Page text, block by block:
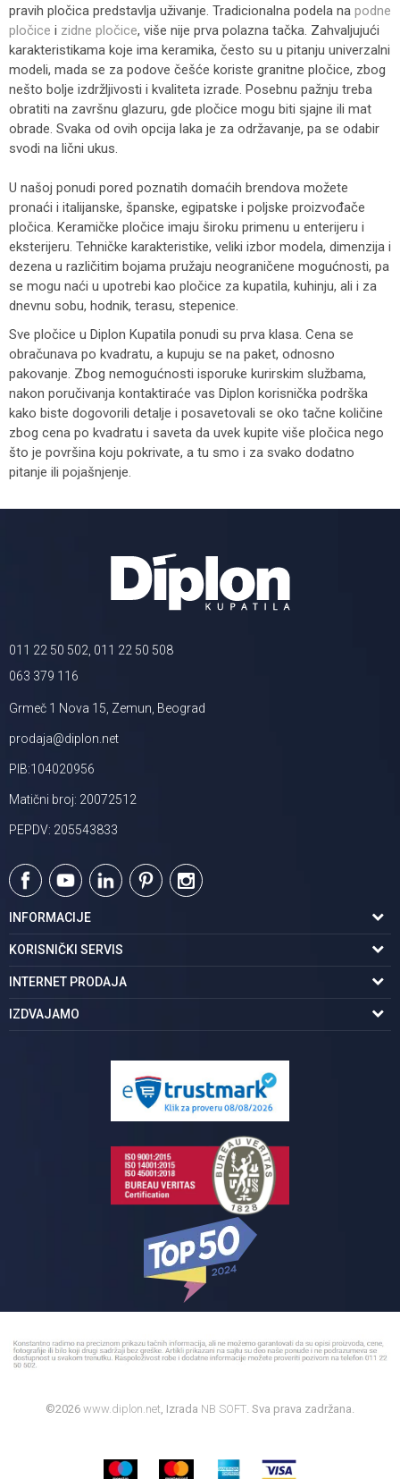
pravih pločica predstavlja uživanje. Tradicionalna podela na podne
pločice i zidne pločice, više nije prva polazna tačka. Zahvaljujući
karakteristikama koje ima keramika, često su u pitanju univerzalni
modeli, mada se za podove češće koriste granitne pločice, zbog
nešto bolje izdržljivosti i kvaliteta izrade. Posebnu pažnju treba
obratiti na završnu glazuru, gde pločice mogu biti sjajne ili mat
obrade. Svaka od ovih opcija laka je za održavanje, pa se odabir
svodi na lični ukus.
U našoj ponudi pored poznatih domaćih brendova možete
pronaći i italijanske, španske, egipatske i poljske proizvođače
pločica. Keramičke pločice imaju široku primenu u enterijeru i
eksterijeru. Tehničke karakteristike, veliki izbor modela, dimenzija i
dezena u različitim bojama pružaju neograničene mogućnosti, pa
se mogu naći u upotrebi kao pločice za kupatila, kuhinju, ali i za
dnevnu sobu, hodnik, terasu, stepenice.
Sve pločice u Diplon Kupatila ponudi su prva klasa. Cena se
obračunava po kvadratu, a kupuju se na paket, odnosno
pakovanje. Zbog nemogućnosti isporuke kurirskim službama,
nakon poručivanja kontaktiraće vas Diplon korisnička podrška
kako biste dogovorili detalje i posavetovali se oko tačne količine
zbog cena po kvadratu i saveta da uvek kupite više pločica nego
što je površina koju pokrivate, a tu smo i za svako dodatno
pitanje ili pojašnjenje.
011 22 50 502, 011 22 50 508
063 379 116
Grmeč 1 Nova 15, Zemun, Beograd
prodaja@diplon.net
PIB:104020956
Matični broj: 20072512
PEPDV: 205543833
INFORMACIJE
O nama
Podaci o trgovcu
Karijera | postani deo tima
KORISNIČKI SERVIS
Uslovi korišćenja
Politika privatnosti
INTERNET PRODAJA
Kako kupiti
IZDVAJAMO
Pločice za kupatilo
©2026 www.diplon.net, Izrada NB SOFT. Sva prava zadržana.